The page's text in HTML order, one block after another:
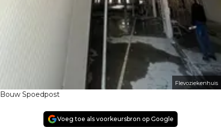
Flevoziekenhuis
Bouw Spoedpost
Voeg toe als voorkeursbron op Google